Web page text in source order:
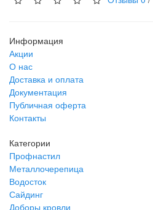
Информация
Акции
О нас
Доставка и оплата
Документация
Публичная оферта
Контакты
Категории
Профнастил
Металлочерепица
Водосток
Сайдинг
Доборы кровли